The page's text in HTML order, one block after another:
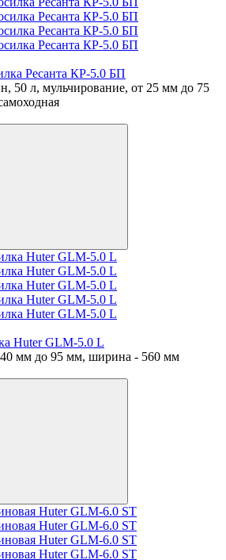
Ресанта КР-5.0 БП
50 л, мульчирование, от 25 мм до 75
Huter GLM-5.0 L
40 мм до 95 мм, ширина - 560 мм